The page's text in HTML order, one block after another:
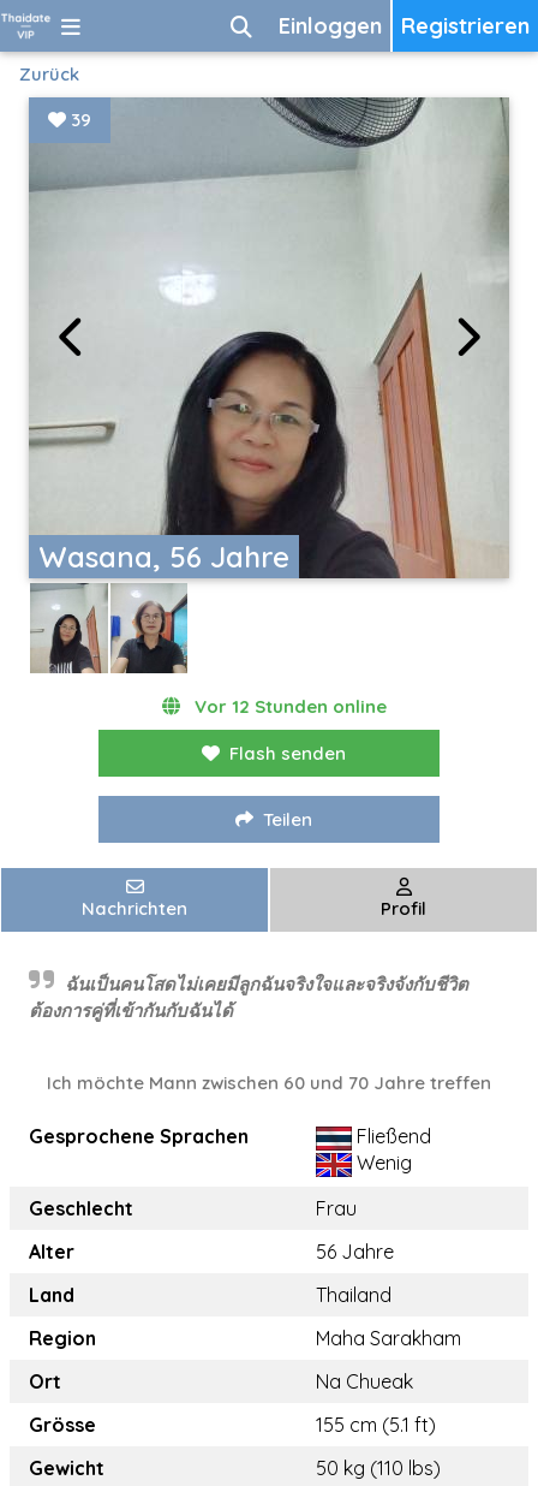
Registrieren
Einloggen
Zurück
Wasana, 56 Jahre
39
Vor 12 Stunden online
Flash senden
Teilen
Nachrichten Profil
ฉันเป็นคนโสดไม่เคยมีลูกฉันจริงใจและจริงจังกับชีวิต
ต้องการคู่ที่เข้ากันกับฉันได้
Ich möchte Mann zwischen 60 und 70 Jahre treffen
Gesprochene Sprachen
Fließend
Wenig
Geschlecht
Frau
Alter
56 Jahre
Land
Thailand
Region
Maha Sarakham
Ort
Na Chueak
Grösse
155 cm (5.1 ft)
Gewicht
50 kg (110 lbs)